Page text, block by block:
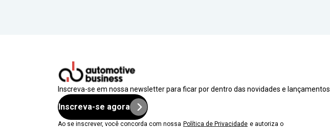
Inscreva-se em nossa newsletter para ficar por dentro das novidades e lançamentos.
Inscreva-se agora
Ao se inscrever, você concorda com nossa Política de Privacidade e autoriza o